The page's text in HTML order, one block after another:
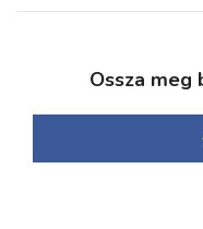
Ossza meg